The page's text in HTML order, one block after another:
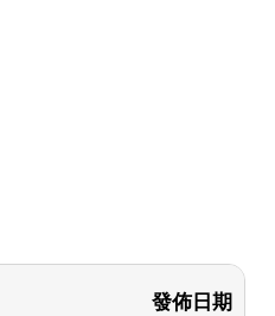
發佈日期